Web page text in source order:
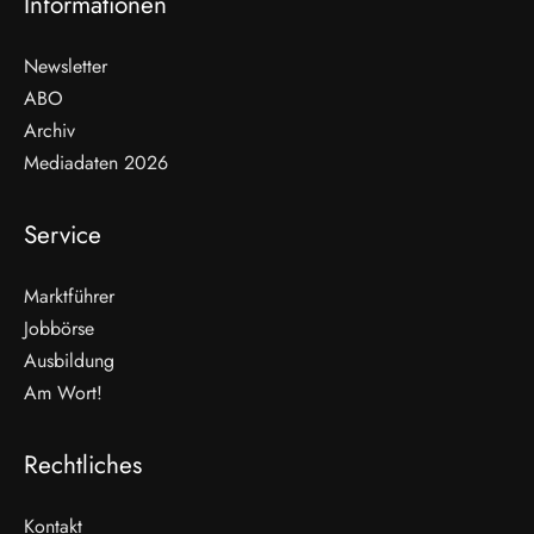
Newsletter
ABO
Archiv
Mediadaten 2026
Service
Marktführer
Jobbörse
Ausbildung
Am Wort!
Rechtliches
Kontakt